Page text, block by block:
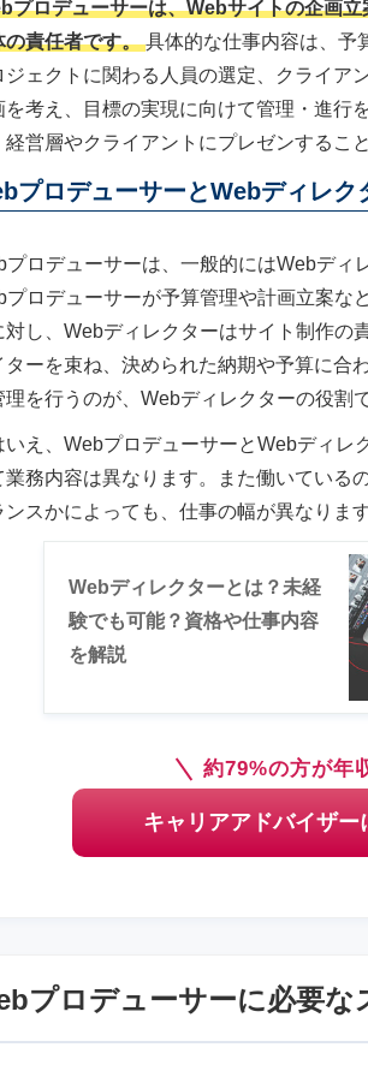
プロデューサーは、Webサイトの企画
の責任者です。 具体的な仕事内容は、予
ジェクトに関わる人員の選定、クライア
を考え、目標の実現に向けて管理・進行
経営層やクライアントにプレゼンするこ
プロデューサーとWebディレク
プロデューサーは、一般的にはWebディ
プロデューサーが予算管理や計画立案な
対し、Webディレクターはサイト制作の
ターを束ね、決められた納期や予算に合
理を行うのが、Webディレクターの役割で
いえ、WebプロデューサーとWebディレ
業務内容は異なります。また働いている
ンスかによっても、仕事の幅が異なります
Webディレクターとは？未経
験でも可能？資格や仕事内容
を解説
約79%の方が年
キャリアアドバイザー
プロデューサーに必要な